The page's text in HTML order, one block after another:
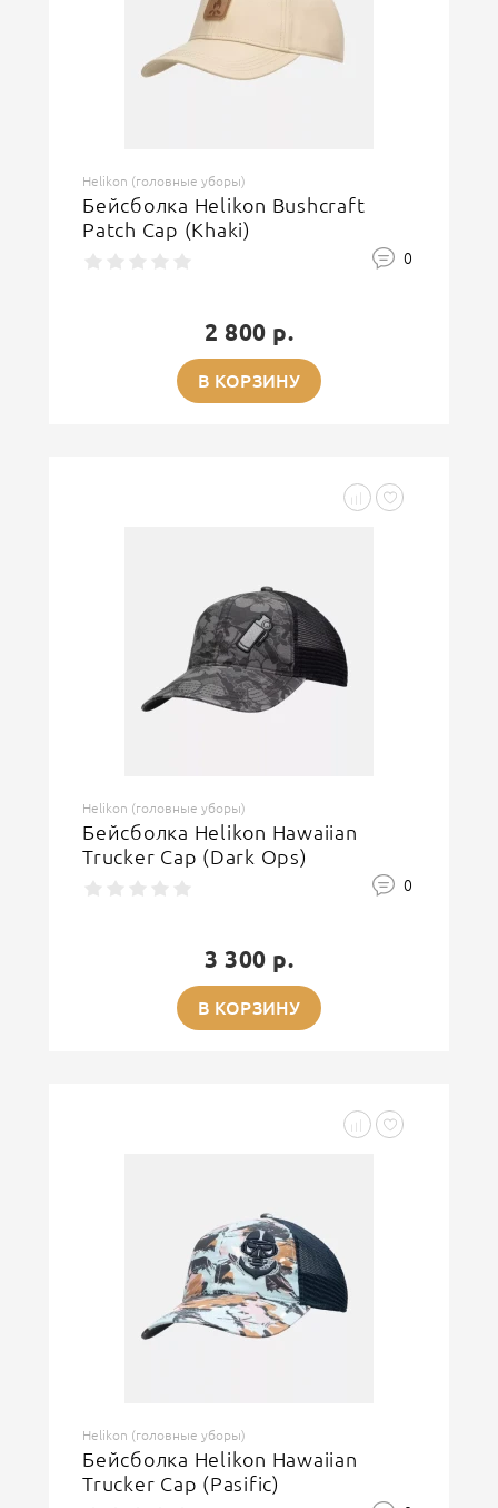
Helikon (головные уборы)
Бейсболка Helikon Bushcraft
Patch Cap (Khaki)
0
2 800 р.
В КОРЗИНУ
Helikon (головные уборы)
Бейсболка Helikon Hawaiian
Trucker Cap (Dark Ops)
0
3 300 р.
В КОРЗИНУ
Helikon (головные уборы)
Бейсболка Helikon Hawaiian
Trucker Cap (Pasific)